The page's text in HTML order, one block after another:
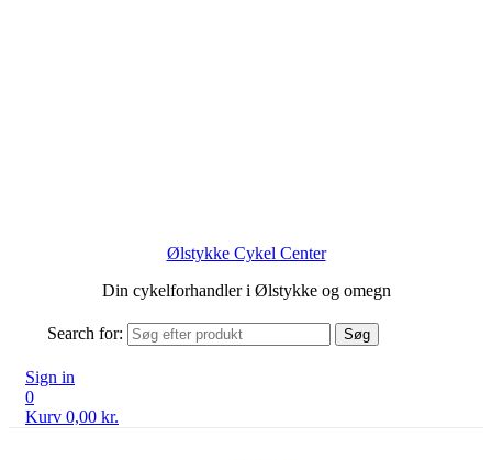
Ølstykke Cykel Center
Din cykelforhandler i Ølstykke og omegn
Search for: Søg
Sign in
0
Kurv 0,00 kr.